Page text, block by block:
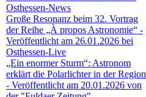
Osthessen-News
Große Resonanz beim 32. Vortrag
der Reihe „À propos Astronomie“ -
Veröffentlicht am 26.01.2026 bei
Osthessen-Live
„Ein enormer Sturm“: Astronom
erklärt die Polarlichter in der Region
- Veröffentlicht am 20.01.2026 von